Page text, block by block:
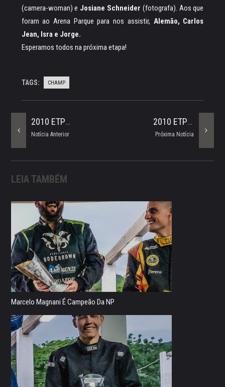
(camera-woman) e Josiane Schneider (fotografa). Aos que
foram ao Arena Parque para nos assistir, Alemão, Carlos
Jean, Isra e Jorge.
Esperamos todos na próxima etapa!
TAGS: CHAMP
2010 ETP 07 - ARENA PARQUE
Próxima Notícia
2010 ETP 03 - ESPAÇO KART
Notícia Anterior
LEIA TAMBÉM
Marcelo Magnani É Campeão Da NP